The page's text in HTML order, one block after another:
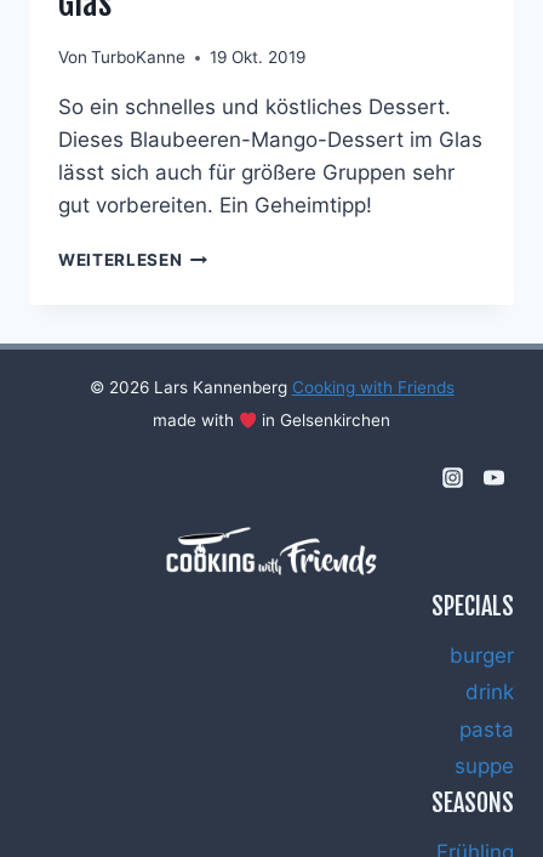
Von TurboKanne 19 Okt. 2019
So ein schnelles und köstliches Dessert.
Dieses Blaubeeren-Mango-Dessert im Glas
lässt sich auch für größere Gruppen sehr
gut vorbereiten. Ein Geheimtipp!
WEITERLESEN BLAUBEEREN-
GLAS
© 2026 Lars Kannenberg Cooking with Friends
made with
in Gelsenkirchen
SPECIALS
burger
drink
pasta
suppe
SEASONS
Frühling